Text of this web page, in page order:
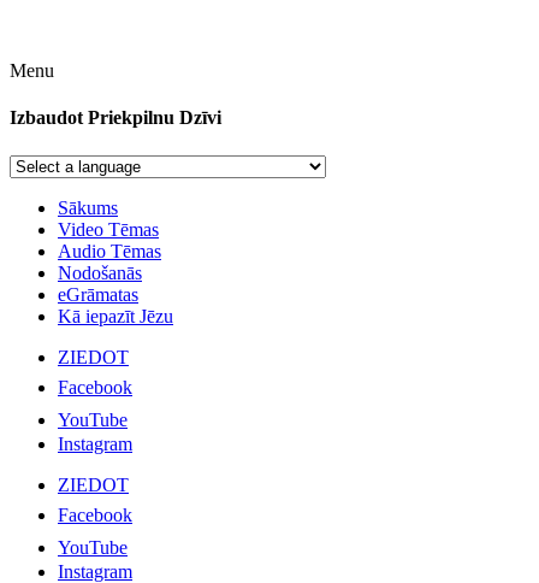
Menu
Izbaudot Priekpilnu Dzīvi
Sākums
Video Tēmas
Audio Tēmas
Nodošanās
eGrāmatas
Kā iepazīt Jēzu
ZIEDOT
Facebook
YouTube
Instagram
ZIEDOT
Facebook
YouTube
Instagram